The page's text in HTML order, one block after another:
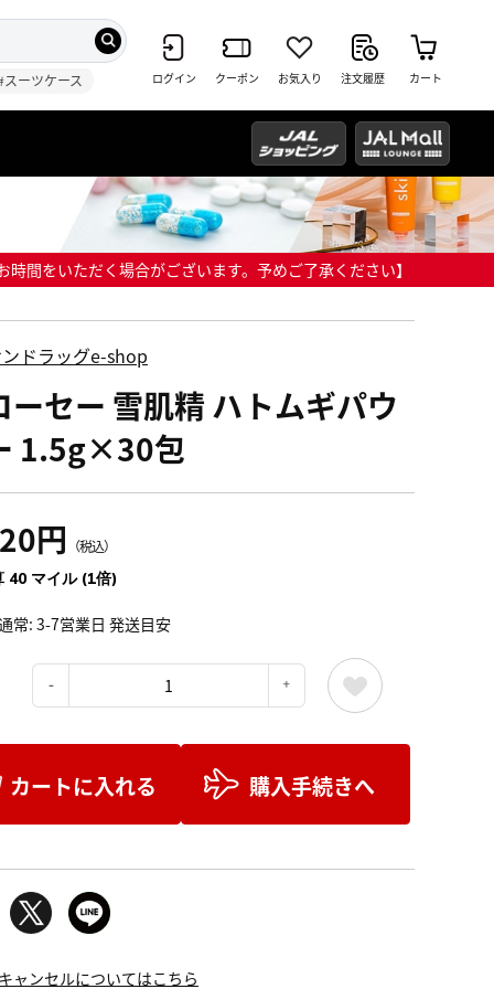
スーツケース ログイン クーポン お気入り 注文履歴 カート
間をいただく場合がございます。予めご了承ください】
ドラッグe-shop
セー 雪肌精 ハトムギパウ
1.5g×30包
円 （税込）
40 マイル (1倍)
常: 3-7営業日 発送目安
カートに入れる 購入手続きへ
ャンセルについてはこちら